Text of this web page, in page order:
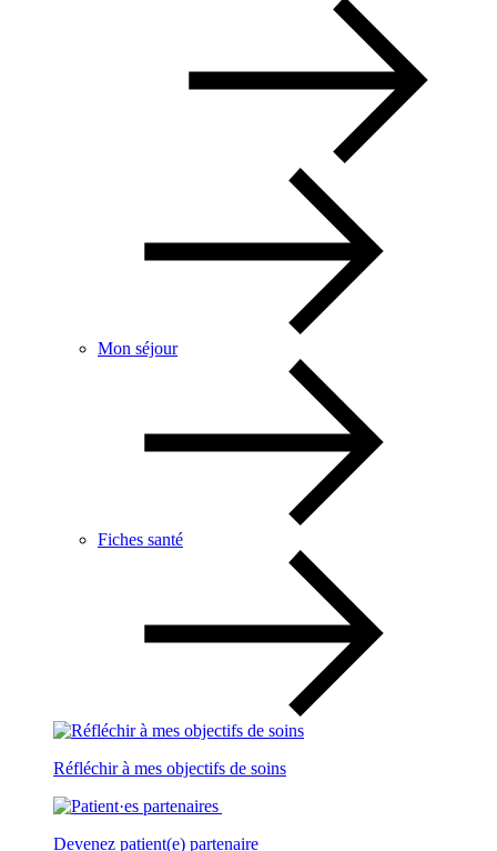
Mon séjour
Fiches santé
Réfléchir à mes objectifs de soins
Devenez patient(e) partenaire